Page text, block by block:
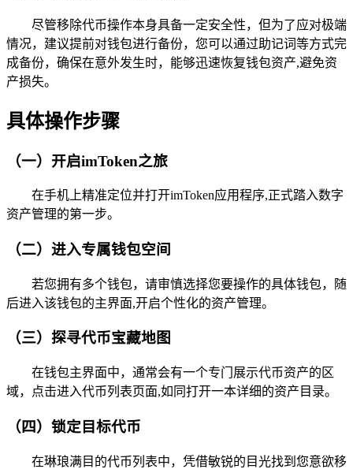
尽管移除代币操作本身具备一定安全性，但为了应对极端
情况，建议提前对钱包进行备份，您可以通过助记词等方式完
成备份，确保在意外发生时，能够迅速恢复钱包资产,避免资
产损失。
具体操作步骤
（一）开启imToken之旅
在手机上精准定位并打开imToken应用程序,正式踏入数字
资产管理的第一步。
（二）进入专属钱包空间
若您拥有多个钱包，请审慎选择您要操作的具体钱包，随
后进入该钱包的主界面,开启个性化的资产管理。
（三）探寻代币宝藏地图
在钱包主界面中，通常会有一个专门展示代币资产的区
域，点击进入代币列表页面,如同打开一本详细的资产目录。
（四）锁定目标代币
在琳琅满目的代币列表中，凭借敏锐的目光找到您意欲移